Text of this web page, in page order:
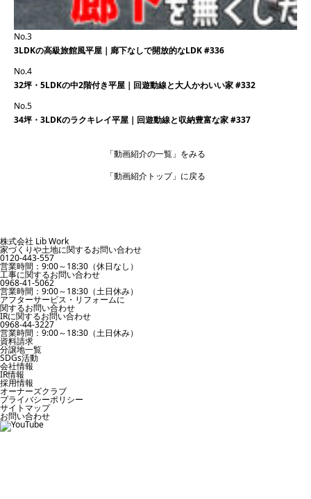
No.3
3LDKの高級旅館風平屋｜廊下なしで開放的なLDK #336
No.4
32坪・5LDKの中2階付き平屋｜回遊動線と大人かわいい家 #332
No.5
34坪・3LDKのラクキレイ平屋｜回遊動線と収納豊富な家 #337
「動画紹介の一覧」 をみる
「動画紹介トップ」 に戻る
株式会社 Lib Work
家づくりや土地に関するお問い合わせ
0120-443-557
営業時間：9:00～18:30（休日なし）
工事に関するお問い合わせ
0968-41-5062
営業時間：9:00～18:30（土日休み）
アフターサービス・リフォームに
関するお問い合わせ
IRに関するお問い合わせ
0968-44-3227
営業時間：9:00～18:30（土日休み）
資料請求
分譲地一覧
SDGs活動
会社情報
IR情報
採用情報
オーナーズクラブ
プライバシーポリシー
サイトマップ
お問い合わせ